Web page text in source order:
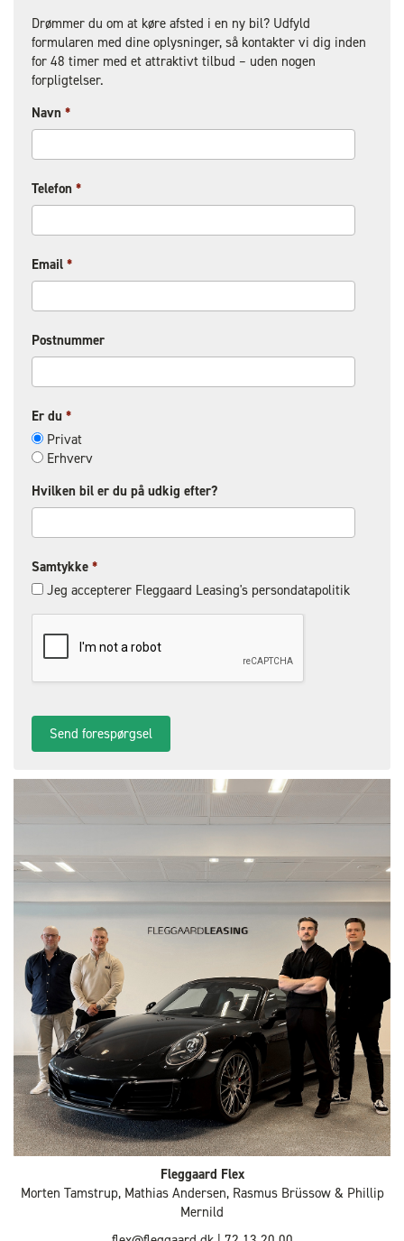
Drømmer du om at køre afsted i en ny bil? Udfyld
formularen med dine oplysninger, så kontakter vi dig inden
for 48 timer med et attraktivt tilbud – uden nogen
forpligtelser.
Navn *
Telefon *
Email *
Postnummer
Er du *
Privat
Erhverv
Hvilken bil er du på udkig efter?
Samtykke *
Jeg accepterer Fleggaard Leasing's persondatapolitik
Fleggaard Flex
Morten Tamstrup, Mathias Andersen, Rasmus Brüssow & Phillip
Mernild